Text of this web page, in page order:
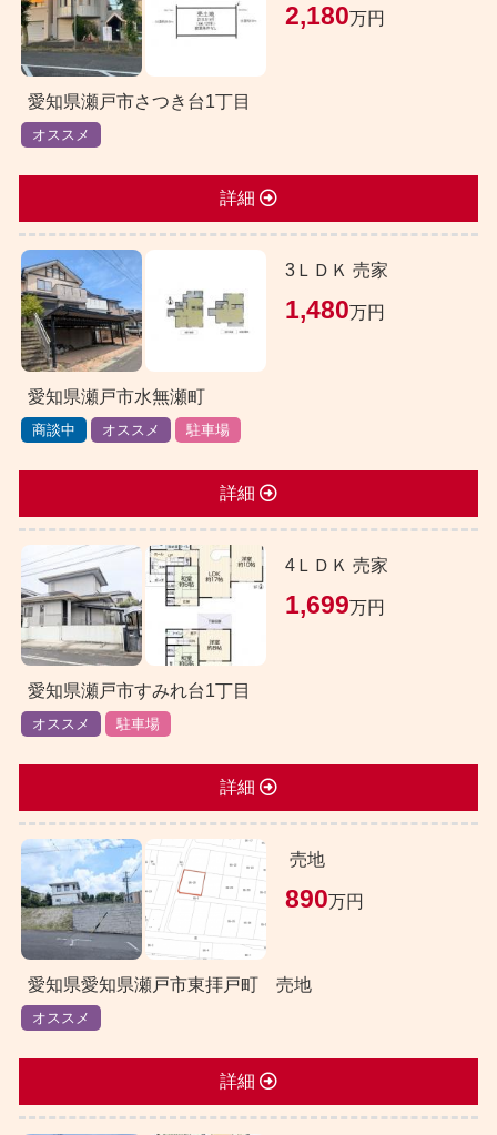
2,180万円
愛知県瀬戸市さつき台1丁目
オススメ
詳細
3ＬＤＫ 売家
1,480万円
愛知県瀬戸市水無瀬町
商談中 オススメ 駐車場
詳細
4ＬＤＫ 売家
1,699万円
愛知県瀬戸市すみれ台1丁目
オススメ 駐車場
詳細
売地
890万円
愛知県愛知県瀬戸市東拝戸町 売地
オススメ
詳細